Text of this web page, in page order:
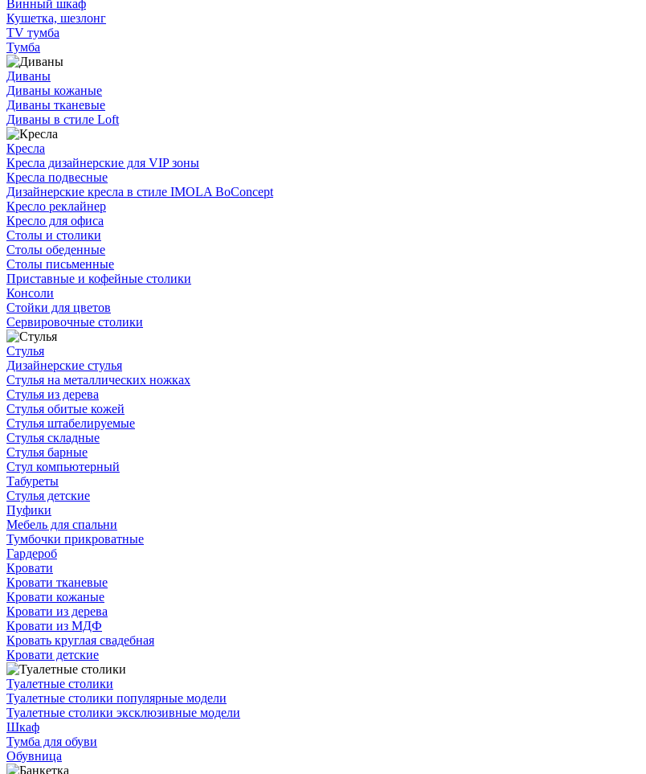
Винный шкаф
Кушетка, шезлонг
TV тумба
Тумба
Диваны
Диваны кожаные
Диваны тканевые
Диваны в стиле Loft
Кресла
Кресла дизайнерские для VIP зоны
Кресла подвесные
Дизайнерские кресла в стиле IMOLA BoConcept
Кресло реклайнер
Кресло для офиса
Столы и столики
Столы обеденные
Столы письменные
Приставные и кофейные столики
Консоли
Стойки для цветов
Сервировочные столики
Стулья
Дизайнерские стулья
Стулья на металлических ножках
Стулья из дерева
Стулья обитые кожей
Стулья штабелируемые
Стулья складные
Стулья барные
Стул компьютерный
Табуреты
Стулья детские
Пуфики
Мебель для спальни
Тумбочки прикроватные
Гардероб
Кровати
Кровати тканевые
Кровати кожаные
Кровати из дерева
Кровати из МДФ
Кровать круглая свадебная
Кровати детские
Туалетные столики
Туалетные столики популярные модели
Туалетные столики эксклюзивные модели
Шкаф
Тумба для обуви
Обувница